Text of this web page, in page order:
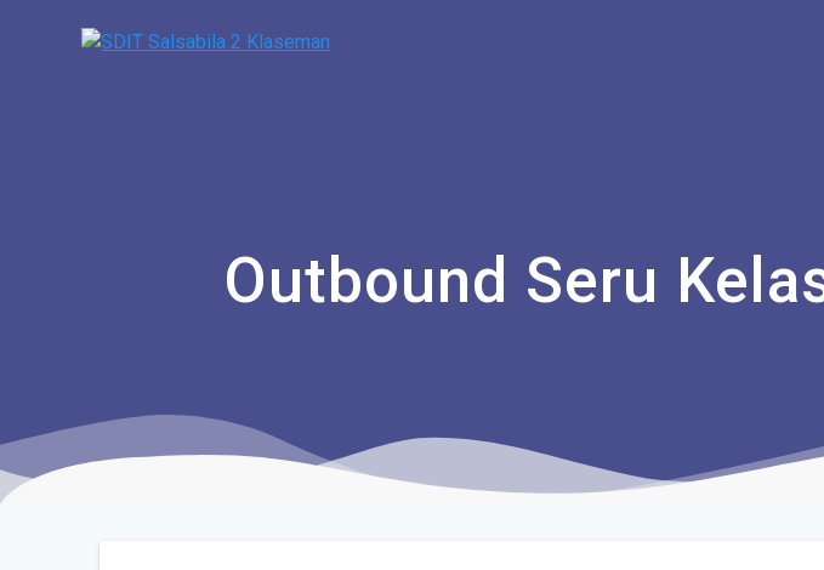
Outbound Seru